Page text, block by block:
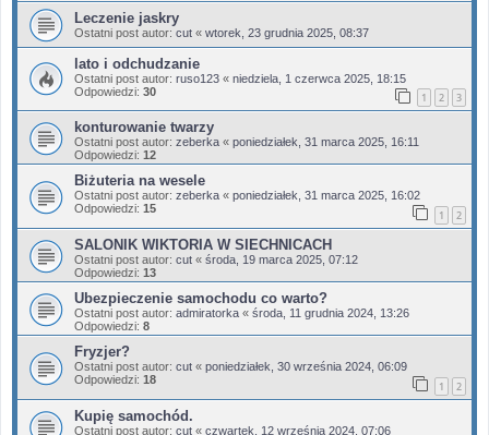
Leczenie jaskry
Ostatni post autor: cut « wtorek, 23 grudnia 2025, 08:37
lato i odchudzanie
Ostatni post autor: ruso123 « niedziela, 1 czerwca 2025, 18:15
Odpowiedzi: 30 1 2 3
konturowanie twarzy
Ostatni post autor: zeberka « poniedziałek, 31 marca 2025, 16:11
Odpowiedzi: 12
Biżuteria na wesele
Ostatni post autor: zeberka « poniedziałek, 31 marca 2025, 16:02
Odpowiedzi: 15 1 2
SALONIK WIKTORIA W SIECHNICACH
Ostatni post autor: cut « środa, 19 marca 2025, 07:12
Odpowiedzi: 13
Ubezpieczenie samochodu co warto?
Ostatni post autor: admiratorka « środa, 11 grudnia 2024, 13:26
Odpowiedzi: 8
Fryzjer?
Ostatni post autor: cut « poniedziałek, 30 września 2024, 06:09
Odpowiedzi: 18 1 2
Kupię samochód.
Ostatni post autor: cut « czwartek, 12 września 2024, 07:06